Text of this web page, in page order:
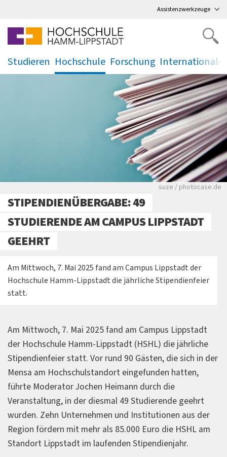
Assistenzwerkzeuge
Studieren
.
Hochschule
.
Forschung
. .
Viele Zeitungen.
suze / photocase.de
STIPENDIENÜBERGABE: 49
STUDIERENDE AM CAMPUS LIPPSTADT
GEEHRT
Am Mittwoch, 7. Mai 2025 fand am Campus Lippstadt der
Hochschule Hamm-Lippstadt die jährliche Stipendienfeier
statt.
Am Mittwoch, 7. Mai 2025 fand am Campus Lippstadt
der Hochschule Hamm-Lippstadt (HSHL) die jährliche
Stipendienfeier statt. Vor rund 90 Gästen, die sich in der
Mensa am Hochschulstandort eingefunden hatten,
führte Moderator Jochen Heimann durch die
Veranstaltung, in der diesmal 49 Studierende geehrt
wurden. Zehn Unternehmen und Institutionen aus der
Region fördern mit mehr als 85.000 Euro die HSHL am
Standort Lippstadt im laufenden Stipendienjahr.